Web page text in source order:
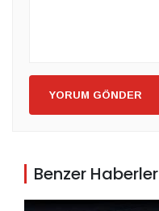
YORUM GÖNDER
Benzer Haberler